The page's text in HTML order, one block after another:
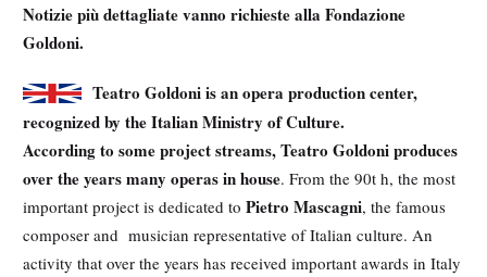
Notizie più dettagliate vanno richieste alla Fondazione
Goldoni.
Teatro Goldoni is an opera production center,
recognized by the Italian Ministry of Culture.
According to some project streams, Teatro Goldoni produces
over the years many operas in house. From the 90t h, the most
important project is dedicated to Pietro Mascagni, the famous
composer and musician representative of Italian culture. An
activity that over the years has received important awards in Italy